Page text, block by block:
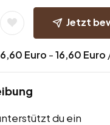
Jetzt
Euro -16,60 Euro
du ein